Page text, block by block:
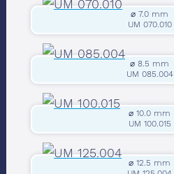
combination options.
Email (Required)
⌀ 7.0 mm
UM 070.010
⌀ 8.5 mm
UM 085.004
⌀ 10.0 mm
UM 100.015
⌀ 12.5 mm